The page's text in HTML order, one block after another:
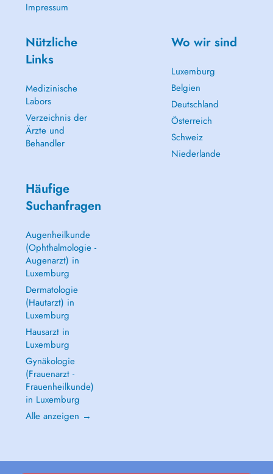
Impressum
Nützliche
Links
Medizinische
Labors
Verzeichnis der
Ärzte und
Behandler
Wo wir sind
Luxemburg
Belgien
Deutschland
Österreich
Schweiz
Niederlande
Häufige
Suchanfragen
Augenheilkunde
(Ophthalmologie -
Augenarzt) in
Luxemburg
Dermatologie
(Hautarzt) in
Luxemburg
Hausarzt in
Luxemburg
Gynäkologie
(Frauenarzt -
Frauenheilkunde)
in Luxemburg
Alle anzeigen →